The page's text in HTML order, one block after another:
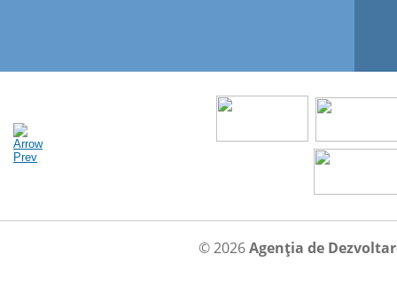
© 2026Agenția de